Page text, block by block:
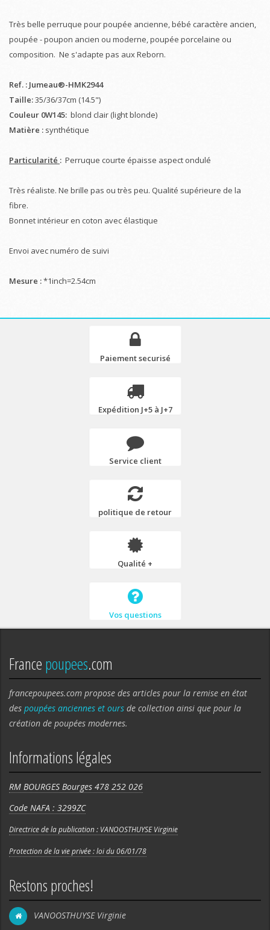
Très belle perruque pour poupée ancienne, bébé caractère ancien,
poupée - poupon ancien ou moderne, poupée porcelaine ou
composition. Ne s'adapte pas aux Reborn.
Ref. : Jumeau®-HMK2944
Taille:35/36/37cm (14.5")
Couleur 0W145: blond clair (light blonde)
Matière : synthétique
Particularité : Perruque courte épaisse aspect ondulé
Très réaliste. Ne brille pas ou très peu. Qualité supérieure de la
fibre.
Bonnet intérieur en coton avec élastique
Envoi avec numéro de suivi
Mesure :*1inch=2.54cm
Paiement securisé
Expédition J+5 à J+7
Service client
politique de retour
Qualité +
Vos questions
Francepoupees.com
francepoupees.com propose des articles pour la remise en état
des poupées anciennes et ours de collection ainsi que pour la
création de poupées modernes.
Informations légales
RM BOURGES Bourges 478 252 026
Code NAFA : 3299ZC
Directrice de la publication : VANOOSTHUYSE Virginie
Protection de la vie privée : loi du 06/01/78
Restons proches!
VANOOSTHUYSE Virginie